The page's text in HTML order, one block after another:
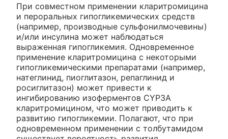
При совместном применении кларитромицина
и пероральных гипогликемических средств
(например, производные сульфонилмочевины)
и/или инсулина может наблюдаться
выраженная гипогликемия. Одновременное
применение кларитромицина с некоторыми
гипогликемическими препаратами (например,
натеглинид, пиоглитазон, репаглинид и
росиглитазон) может привести к
ингибированию изоферментов CYP3A
кларитромицином, что может приводить к
развитию гипогликемии. Полагают, что при
одновременном применении с толбутамидом